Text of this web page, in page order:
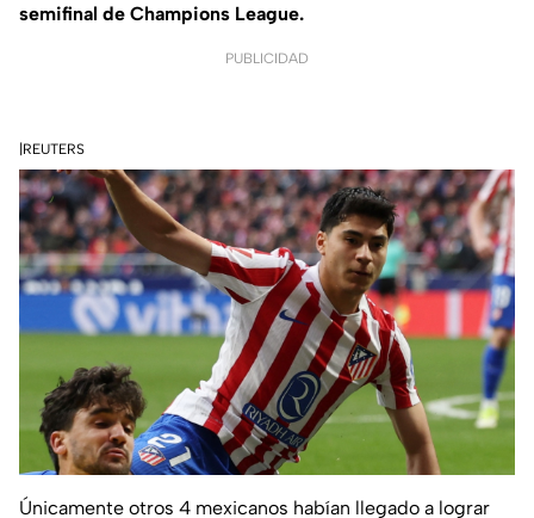
semifinal de Champions League.
PUBLICIDAD
|REUTERS
Únicamente otros 4 mexicanos habían llegado a lograr